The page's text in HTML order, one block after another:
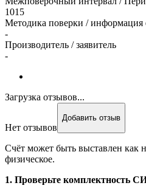
1015
Методика поверки / информация
-
Производитель / заявитель
-
Загрузка отзывов...
Нет отзывов
Добавить отзыв
Счёт может быть выставлен как
физическое.
1. Проверьте комплектность